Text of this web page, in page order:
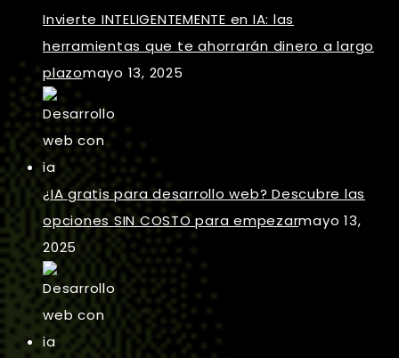
Invierte INTELIGENTEMENTE en IA: las
herramientas que te ahorrarán dinero a largo
plazomayo 13, 2025
¿IA gratis para desarrollo web? Descubre las
opciones SIN COSTO para empezarmayo 13,
2025